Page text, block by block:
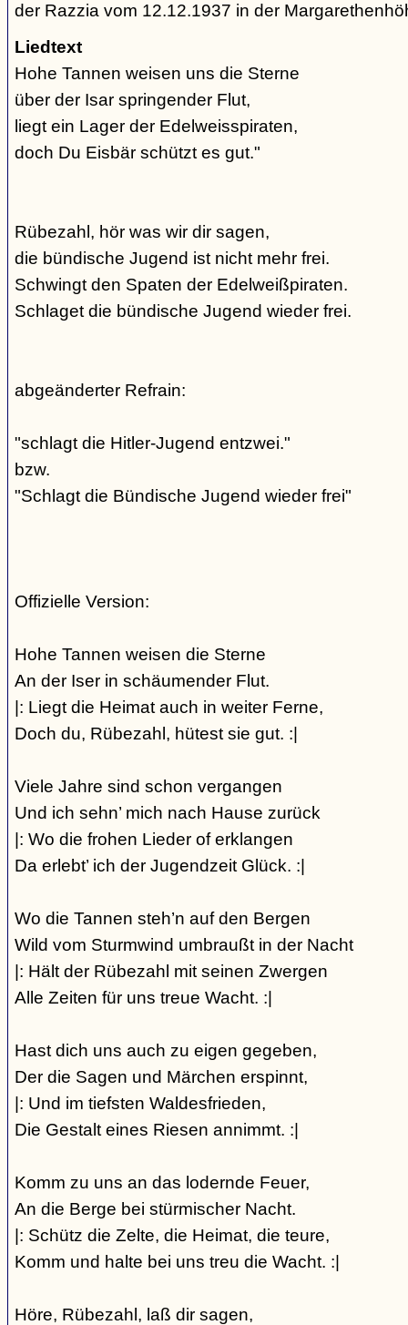
der Razzia vom 12.12.1937 in der
Liedtext
Hohe Tannen weisen uns die Sterne
über der Isar springender Flut,
liegt ein Lager der Edelweisspiraten,
doch Du Eisbär schützt es gut."
Rübezahl, hör was wir dir sagen,
die bündische Jugend ist nicht mehr frei.
Schwingt den Spaten der Edelweißpiraten.
Schlaget die bündische Jugend wieder frei.
abgeänderter Refrain:
"schlagt die Hitler-Jugend entzwei."
bzw.
"Schlagt die Bündische Jugend wieder frei"
Offizielle Version:
Hohe Tannen weisen die Sterne
An der Iser in schäumender Flut.
|: Liegt die Heimat auch in weiter Ferne,
Doch du, Rübezahl, hütest sie gut. :|
Viele Jahre sind schon vergangen
Und ich sehn’ mich nach Hause zurück
|: Wo die frohen Lieder of erklangen
Da erlebt’ ich der Jugendzeit Glück. :|
Wo die Tannen steh’n auf den Bergen
Wild vom Sturmwind umbraußt in der Nacht
|: Hält der Rübezahl mit seinen Zwergen
Alle Zeiten für uns treue Wacht. :|
Hast dich uns auch zu eigen gegeben,
Der die Sagen und Märchen erspinnt,
|: Und im tiefsten Waldesfrieden,
Die Gestalt eines Riesen annimmt. :|
Komm zu uns an das lodernde Feuer,
An die Berge bei stürmischer Nacht.
|: Schütz die Zelte, die Heimat, die teure,
Komm und halte bei uns treu die Wacht. :|
Höre, Rübezahl, laß dir sagen,